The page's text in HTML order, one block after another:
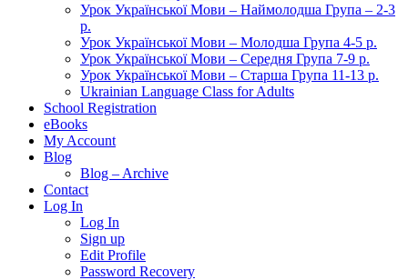
Урок Української Мови – Наймолодша Група – 2-3
р.
Урок Української Мови – Молодша Група 4-5 р.
Урок Української Мови – Середня Група 7-9 р.
Урок Української Мови – Старша Група 11-13 р.
Ukrainian Language Class for Adults
School Registration
eBooks
My Account
Blog
Blog – Archive
Contact
Log In
Log In
Sign up
Edit Profile
Password Recovery